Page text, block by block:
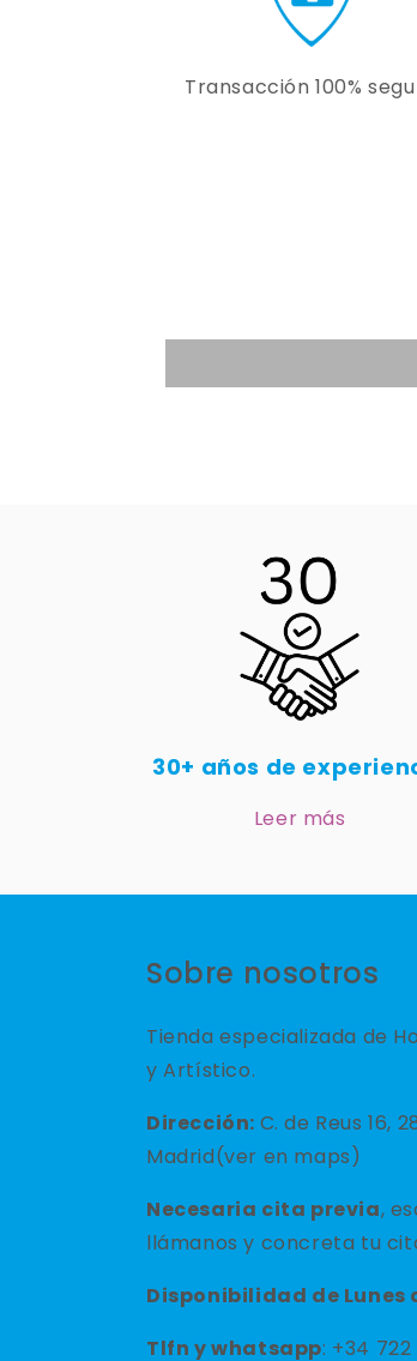
Transacción 100%
30+ años de
Leer más
Sobre nosotros
Tienda especializada de
y Artístico.
Dirección: C. de Reus 16,
Madrid(ver en maps)
Necesaria cita previa,
llámanos y concreta tu
Disponibilidad de Lunes
Tlfn ywhatsapp: +34